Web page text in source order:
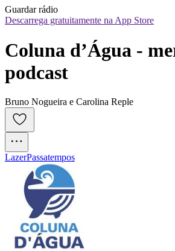
Guardar rádio
Descarrega gratuitamente na App Store
Coluna d’Água -
podcast
Bruno Nogueira e Carolina Reple
LazerPassatempos